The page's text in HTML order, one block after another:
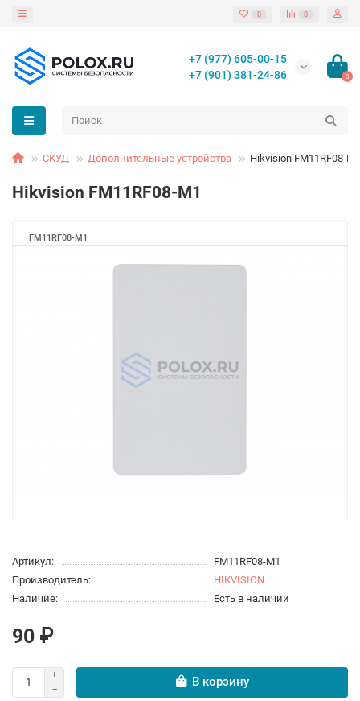
0 0
+7 (977) 605-00-15
+7 (901) 381-24-86
0
СКУД Дополнительные устройства Hikvision FM11RF08-M1
Hikvision FM11RF08-M1
FM11RF08-M1
Артикул:
FM11RF08-M1
Производитель:
HIKVISION
Наличие:
Есть в наличии
90 ₽
В корзину